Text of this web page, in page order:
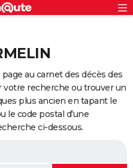
au carnet des décès des
votre recherche ou trouver un
plus ancien en tapant le
le code postal d'une
ci-dessous.